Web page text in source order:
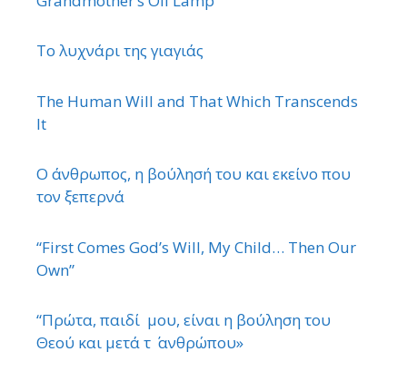
Το λυχνάρι της γιαγιάς
The Human Will and That Which Transcends
It
Ο άνθρωπος, η βούλησή του και εκείνο που
τον ξεπερνά
“First Comes God’s Will, My Child… Then Our
Own”
“Πρώτα, παιδί μου, είναι η βούληση του
Θεού και μετά τ ΄ ανθρώπου»